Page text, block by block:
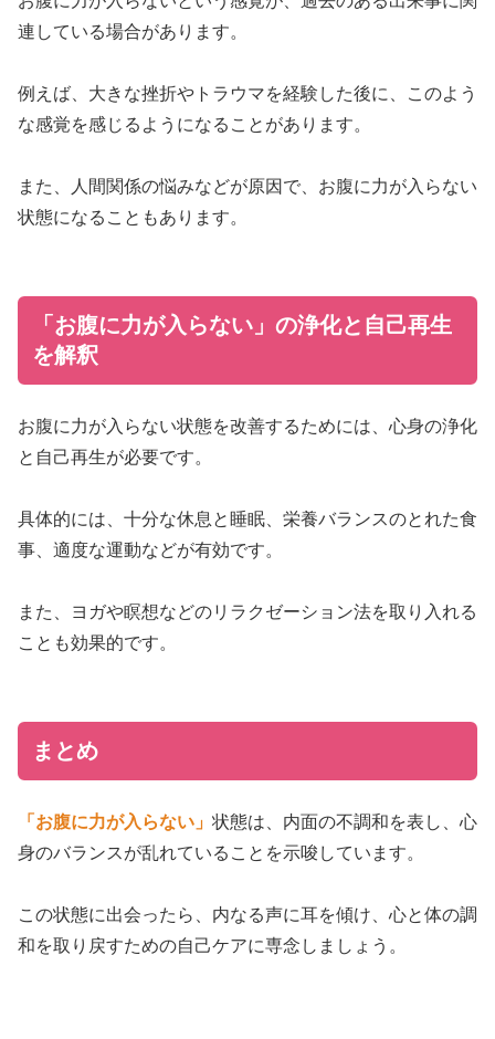
連している場合があります。
例えば、大きな挫折やトラウマを経験した後に、このよう
な感覚を感じるようになることがあります。
また、人間関係の悩みなどが原因で、お腹に力が入らない
状態になることもあります。
「お腹に力が入らない」の浄化と自己再生
を解釈
お腹に力が入らない状態を改善するためには、心身の浄化
と自己再生が必要です。
具体的には、十分な休息と睡眠、栄養バランスのとれた食
事、適度な運動などが有効です。
また、ヨガや瞑想などのリラクゼーション法を取り入れる
ことも効果的です。
まとめ
「お腹に力が入らない」 状態は、内面の不調和を表し、心
身のバランスが乱れていることを示唆しています。
この状態に出会ったら、内なる声に耳を傾け、心と体の調
和を取り戻すための自己ケアに専念しましょう。